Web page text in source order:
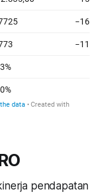
pendapatan